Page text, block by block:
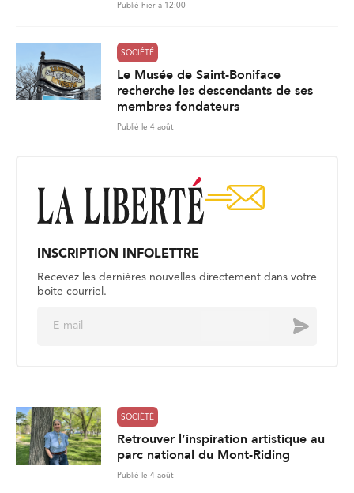
Publié hier à 12:00
SOCIÉTÉ
Le Musée de Saint-Boniface
recherche les descendants de ses
membres fondateurs
Publié le 4 août
INSCRIPTION INFOLETTRE
Recevez les dernières nouvelles directement dans votre
boite courriel.
Envoyer
SOCIÉTÉ
Retrouver l’inspiration artistique au
parc national du Mont-Riding
Publié le 4 août